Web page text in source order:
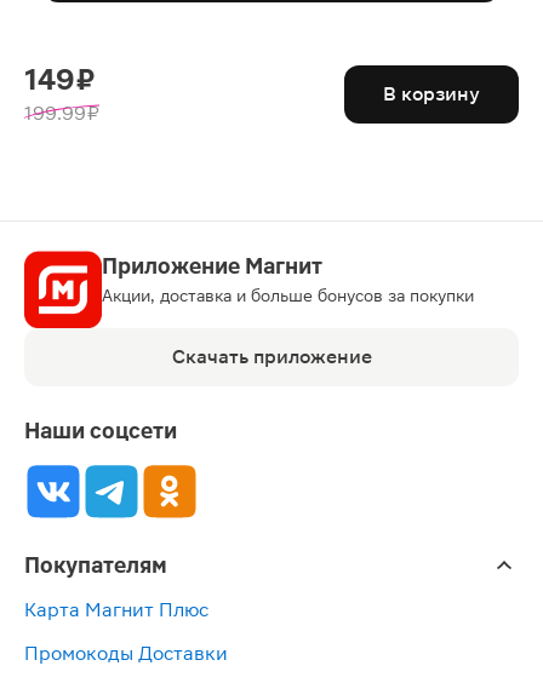
149 ₽
199.99 ₽
В корзину
Приложение Магнит
Акции, доставка и больше бонусов за покупки
Скачать приложение
Наши соцсети
Покупателям
Карта Магнит Плюс
Промокоды Доставки